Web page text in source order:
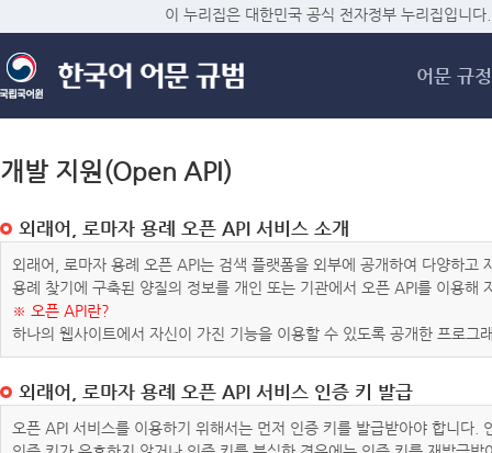
메
이 누리집은 대한민국 공식 전자정부 누리집입니다.
어문 규정
개발 지원(Open API)
외래어, 로마자 용례 오픈 API 서비스 소개
외래어, 로마자 용례 오픈 API는 검색 플랫폼을 외부에 공개하여 다양하
용례 찾기에 구축된 양질의 정보를 개인 또는 기관에서 오픈 API를 이용해
※ 오픈 API란?
하나의 웹사이트에서 자신이 가진 기능을 이용할 수 있도록 공개한 프로그
외래어, 로마자 용례 오픈 API 서비스 인증 키 발급
오픈 API 서비스를 이용하기 위해서는 먼저 인증 키를 발급받아야 합니다